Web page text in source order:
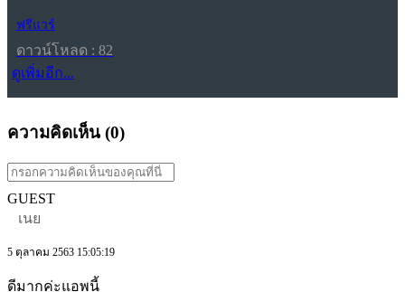
ฟรีแวร์
ดาวน์โหลด : 82
ดูเพิ่มอีก...
ความคิดเห็น (0)
GUEST
เนย
5 ตุลาคม 2563 15:05:19
ดีมากค่ะแอพนี้